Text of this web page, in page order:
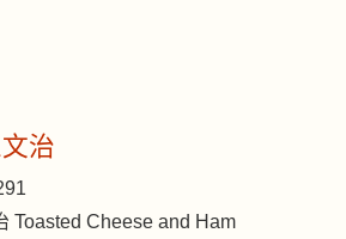
治
Toasted Cheese and Ham